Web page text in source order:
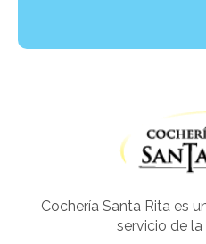
Cochería Santa Rita es
servicio de